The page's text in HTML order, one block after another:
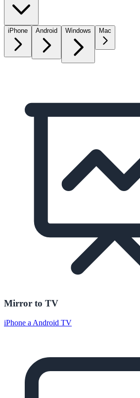
iPhone Android Windows Mac
Mirror to TV
iPhone a Android TV